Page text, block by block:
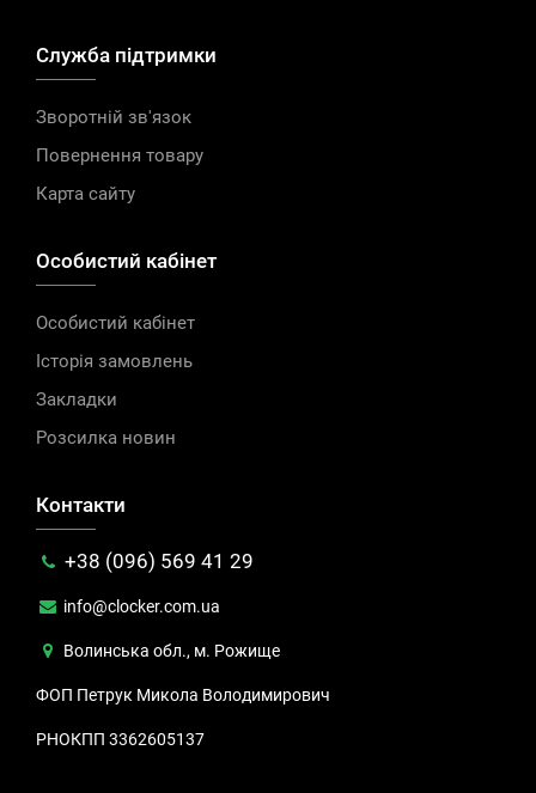
Служба підтримки
Зворотній зв'язок
Повернення товару
Карта сайту
Особистий кабінет
Особистий кабінет
Історія замовлень
Закладки
Розсилка новин
Контакти
+38 (096) 569 41 29
info@clocker.com.ua
Волинська обл., м. Рожище
ФОП Петрук Микола Володимирович
РНОКПП 3362605137